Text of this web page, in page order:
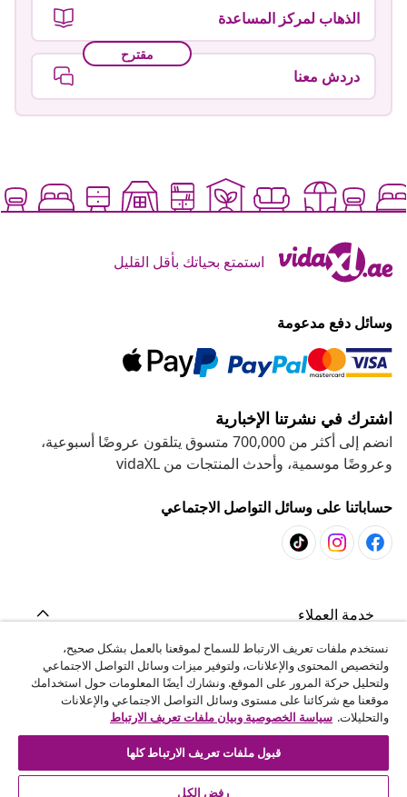
الذهاب لمركز المساعدة
مقترح
دردش معنا
استمتع بحياتك بأقل القليل
وسائل دفع مدعومة
اشترك في نشرتنا الإخبارية
انضم إلى أكثر من 700,000 متسوق يتلقون عروضًا أسبوعية،
وعروضًا موسمية، وأحدث المنتجات من vidaXL
حساباتنا على وسائل التواصل الاجتماعي
خدمة العملاء
المشاريع
vidaXL
اكتشف المزيد
نستخدم ملفات تعريف الارتباط للسماح لموقعنا بالعمل بشكل صحيح،
ولتخصيص المحتوى والإعلانات، ولتوفير ميزات وسائل التواصل الاجتماعي
ولتحليل حركة المرور على الموقع. ونشارك أيضًا المعلومات حول استخدامك
موقعنا مع شركائنا على مستوى وسائل التواصل الاجتماعي والإعلانات
والتحليلات. سياسة الخصوصية وبيان ملفات تعريف الارتباط
قبول ملفات تعريف الارتباط كلها
رفض الكل